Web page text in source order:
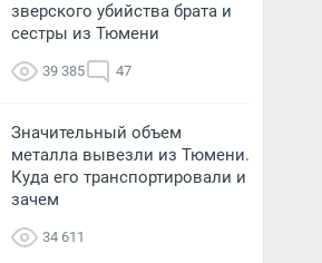
зверского убийства брата и
сестры из Тюмени
39 385 47
Значительный объем
металла вывезли из Тюмени.
Куда его транспортировали и
зачем
34 611